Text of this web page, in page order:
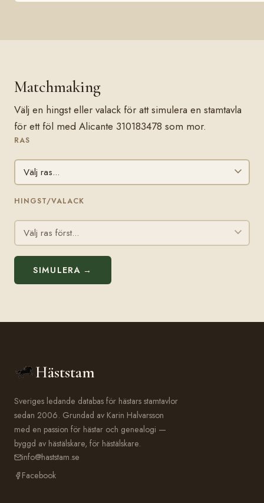
Matchmaking
Välj en hingst eller valack för att simulera en stamtavla
för ett föl med Alicante 310183478 som mor.
RAS
HINGST/VALACK
SIMULERA →
Häststam
Sveriges ledande databas för hästars stamtavlor
sedan 2006. Grundad av Karin Halvarsson
med en passion för hästar och genealogi —
byggd av hästälskare, för hästälskare.
info@haststam.se
Facebook